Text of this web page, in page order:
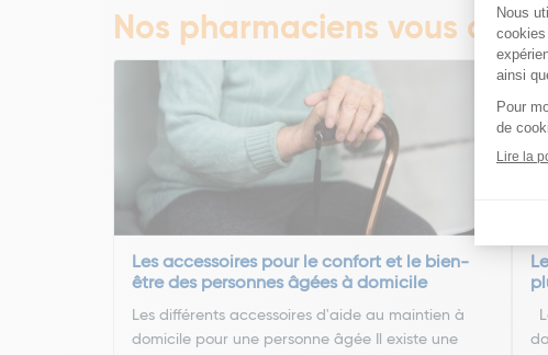
Nos pharmaciens vous
Les accessoires pour le confort et le bien-
être des personnes âgées à domicile
Les différents accessoires d'aide au maintien à
domicile pour une personne âgée Il existe une